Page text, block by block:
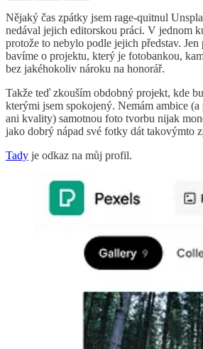
Nějaký čas zpátky jsem rage-quitnul
nedával jejich editorskou práci. V jednom
protože to nebylo podle jejich představ. Jen
bavíme o projektu, který je fotobankou,
bez jakéhokoliv nároku na honorář.
Takže teď zkouším obdobný projekt, kde
kterými jsem spokojený. Nemám ambice (a
ani kvality) samotnou foto tvorbu nijak
jako dobrý nápad své fotky dát takovýmto
Tady je odkaz na můj profil.